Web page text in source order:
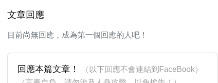
文章回應
目前尚無回應，成為第一個回應的人吧！
回應本篇文章！
（以下回應不會連結到FaceBook）